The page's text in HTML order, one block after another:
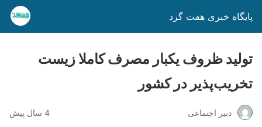
پایگاه خبری هفت گرد
تولید ظروف یکبار مصرف کاملا زیست‌
تخریب‌پذیر در کشور
دبیر اجتماعی 4 سال پیش